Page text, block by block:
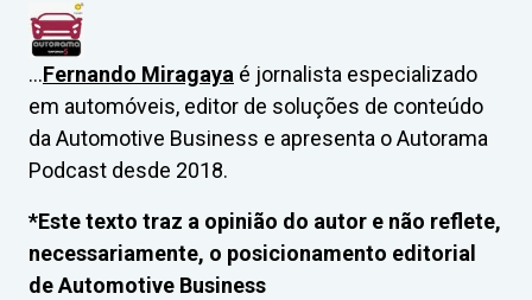
…Fernando Miragaya é jornalista especializado
em automóveis, editor de soluções de conteúdo
da Automotive Business e apresenta o Autorama
Podcast desde 2018.
*Este texto traz a opinião do autor e não reflete,
necessariamente, o posicionamento editorial
de Automotive Business